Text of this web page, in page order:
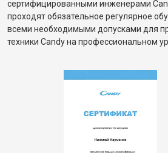
сертифицированными инженерами
проходят обязательное регулярное
всеми необходимыми допусками для
техники Candy на профессиональном